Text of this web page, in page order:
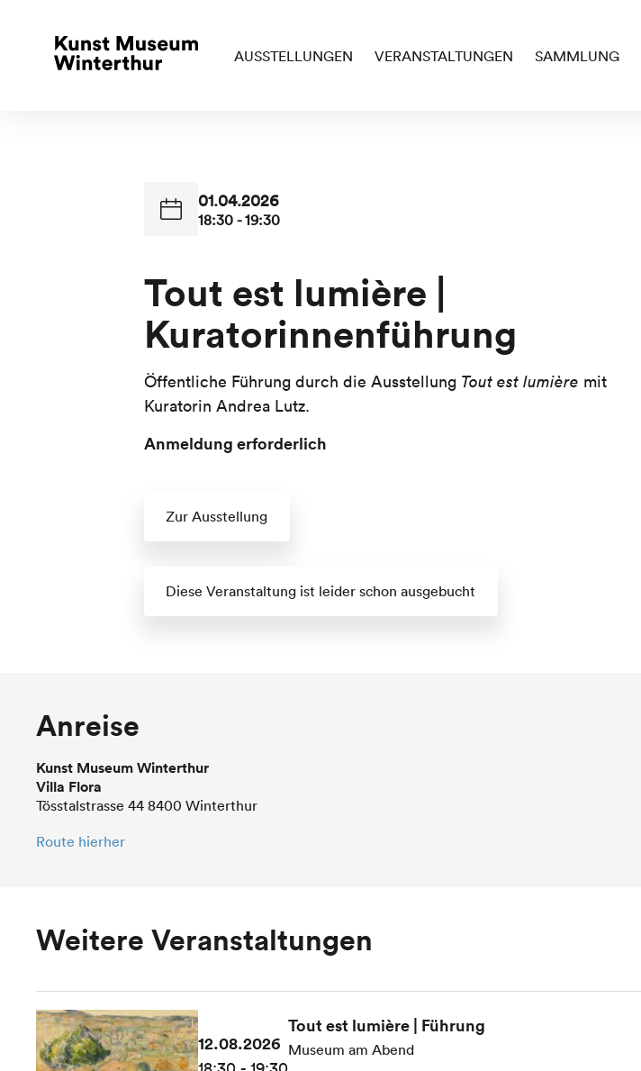
AUSSTELLUNGEN VERANSTALTUNGEN SAMMLUNG
01.04.2026
18:30 - 19:30
Tout est lumière |
Kuratorinnenführung
Öffentliche Führung durch die Ausstellung Tout est lumière mit
Kuratorin Andrea Lutz.
Anmeldung erforderlich
Zur Ausstellung
Diese Veranstaltung ist leider schon ausgebucht
Anreise
Kunst Museum Winterthur
Villa Flora
Tösstalstrasse 44 8400 Winterthur
Route hierher
Weitere Veranstaltungen
12.08.2026
Tout est lumière | Führung
Museum am Abend